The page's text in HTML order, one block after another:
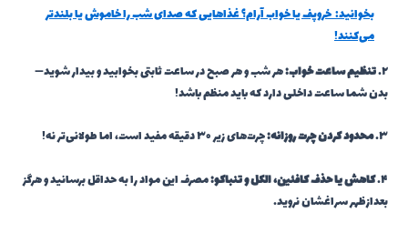
بخوانید:خروپف یا خواب آرام؟ غذاهایی که صدای شب را خاموش یا بلندتر
می‌کنند!
۲. تنظیم ساعت خواب:هر شب و هر صبح در ساعت ثابتی بخوابید و بیدار شوید—
بدن شما ساعت داخلی دارد که باید منظم باشد!
۳. محدود کردن چرت روزانه:چرت‌های زیر ۳۰ دقیقه مفید است، اما طولانی‌تر نه!
۴. کاهش یا حذف کافئین، الکل و تنباکو:مصرف این مواد را به حداقل برسانید و هرگز
بعدازظهر سراغشان نروید.